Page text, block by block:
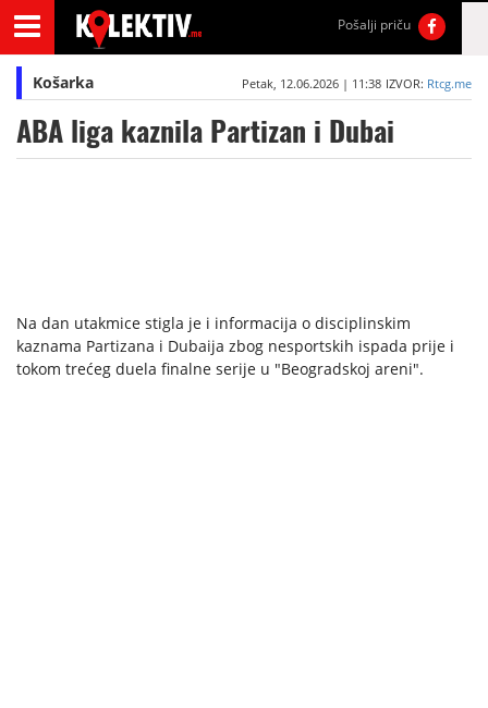
Pošalji priču
Košarka Petak, 12.06.2026 | 11:38 IZVOR: Rtcg.me
ABA liga kaznila Partizan i Dubai
Na dan utakmice stigla je i informacija o disciplinskim
kaznama Partizana i Dubaija zbog nesportskih ispada prije i
tokom trećeg duela finalne serije u "Beogradskoj areni".